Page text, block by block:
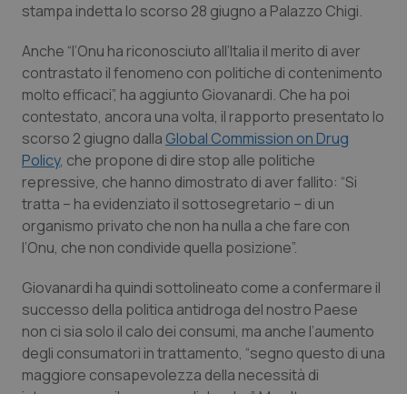
Marche
Molise
Piemonte
Provincia Autonoma di Bolzano
Provincia Autonoma di Trento
Puglia
Sardegna
Sicilia
Donna & Salute
Epatiti
HIV
Infezioni & Febbre
Ipertensione & Scompenso
Malattie rare
Malattia di Crohn & Rettocolite Ulcerosa
Neuroscienze & patologie neurodegenerative
stampa indetta lo scorso 28 giugno a Palazzo Chigi.
Anche “l’Onu ha riconosciuto all’Italia il merito di aver
contrastato il fenomeno con politiche di contenimento
molto efficaci”, ha aggiunto Giovanardi. Che ha poi
contestato, ancora una volta, il rapporto presentato lo
scorso 2 giugno dalla Global Commission on Drug
Policy, che propone di dire stop alle politiche
repressive, che hanno dimostrato di aver fallito: “Si
tratta – ha evidenziato il sottosegretario – di un
organismo privato che non ha nulla a che fare con
l’Onu, che non condivide quella posizione”.
Giovanardi ha quindi sottolineato come a confermare il
successo della politica antidroga del nostro Paese
non ci sia solo il calo dei consumi, ma anche l’aumento
degli consumatori in trattamento, “segno questo di una
maggiore consapevolezza della necessità di